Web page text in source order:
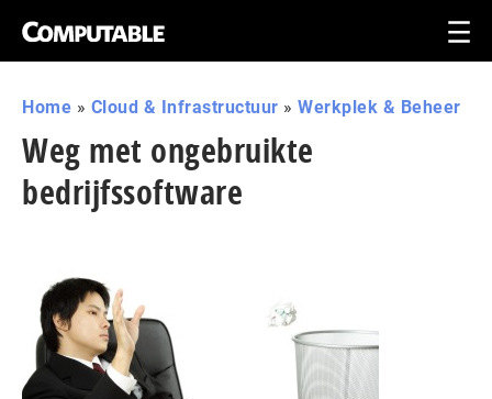
Home » Cloud & Infrastructuur » Werkplek & Beheer
Weg met ongebruikte
bedrijfssoftware